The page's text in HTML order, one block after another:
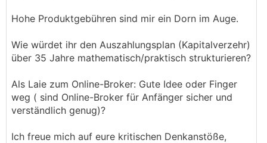
Hohe Produktgebühren sind mir ein Dorn im Auge.
Wie würdet ihr den Auszahlungsplan (Kapitalverzehr)
über 35 Jahre mathematisch/praktisch strukturieren?
Als Laie zum Online-Broker: Gute Idee oder Finger
weg ( sind Online-Broker für Anfänger sicher und
verständlich genug)?
Ich freue mich auf eure kritischen Denkanstöße,